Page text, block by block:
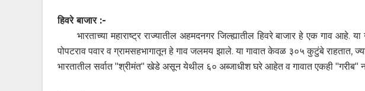
हिवरे बाजार :-
भारताच्या महाराष्ट्र राज्यातील अहमदनगर जिल्ह्यातील हिवरे बाजार हे एक गाव आहे.
पोपटराव पवार व ग्रामसहभागातून हे गाव जलमय झाले. या गावात केवळ ३०५ कुटुंबे राहतात,
भारतातील सर्वात "श्रीमंत" खेडे असून येथील ६० अब्जाधीश घरे आहेत व गावात एकही "गरीब"